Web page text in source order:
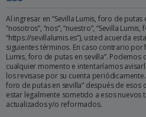
Al ingresar en “Sevilla Lumis, foro de
“nosotros”, “nos”, “nuestro”, “Sevilla
“https://sevillalumis.es”), usted acuerda
siguientes términos. En caso contrario por
Lumis, foro de putas en sevilla”.
cualquier momento e intentaríamos
los revisase por su cuenta
foro de putas en sevilla” después de esos
estar legalmente sometido a esos nuevos
actualizados y/o reformados.